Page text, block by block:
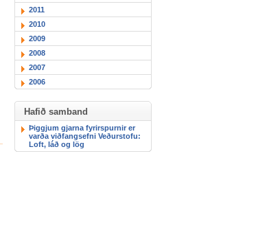
2011
2010
2009
2008
2007
2006
Hafið samband
Þiggjum gjarna fyrirspurnir er
varða viðfangsefni Veðurstofu:
Loft, láð og lög